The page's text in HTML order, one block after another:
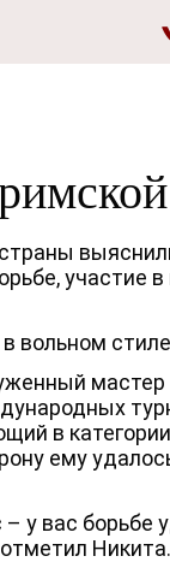
участие
вольном
в
ему
вас борьбе